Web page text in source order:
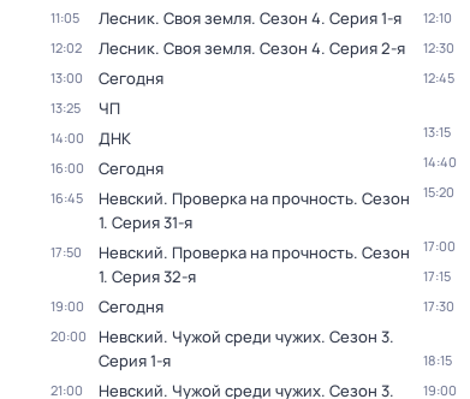
11:05 Лесник. Своя земля. Сезон 4. Серия 1-я
12:02 Лесник. Своя земля. Сезон 4. Серия 2-я
13:00 Сегодня
13:25 ЧП
14:00 ДНК
16:00 Сегодня
16:45 Невский. Проверка на прочность. Сезон
1. Серия 31-я
17:50 Невский. Проверка на прочность. Сезон
1. Серия 32-я
19:00 Сегодня
20:00 Невский. Чужой среди чужих. Сезон 3.
Серия 1-я
21:00 Невский. Чужой среди чужих. Сезон 3.
12:10
12:30
12:45
13:15
14:40
15:20
17:00
17:15
17:30
18:15
19:00